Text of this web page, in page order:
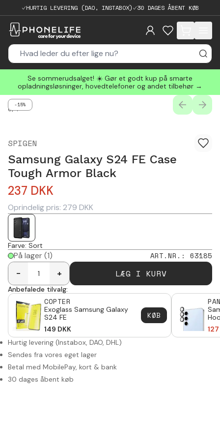
HURTIG LEVERING (DAO, INSTABOX) 30 DAGES ÅBENT KØB
items in cart,
Se sommerudsalget! ☀️ Gør et godt kup på smarte
opladningsløsninger, hovedtelefoner og andet tilbehør →
-15%
0/4
SPIGEN
Samsung Galaxy S24 FE Case
Tough Armor Black
237 DKK
Oprindelig pris: 279 DKK
Farve: Sort
På lager(1) ART.NR. : 63185
-
+ LÆG I KURV
Anbefalede tilvalg:
COPTER
Exoglass Samsung Galaxy
S24 FE
149 DKK
KØB
127
Hurtig levering (Instabox, DAO, DHL)
Sendes fra vores eget lager
Betal med MobilePay, kort & bank
30 dages åbent køb